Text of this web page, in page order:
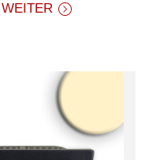
WEITER